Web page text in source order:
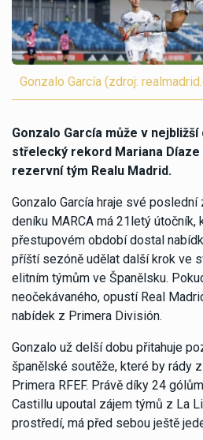
Gonzalo García (zdroj:
Gonzalo García může v
střelecký rekord Mariana
rezervní tým Realu Madrid.
Gonzalo García hraje své
deníku MARCA má 21letý útočník,
přestupovém období dostal
příští sezóně udělat další krok ve
elitním týmům ve Španělsku.
neočekávaného, opustí Real
nabídek z Primera División.
Gonzalo už delší dobu přitahuje
španělské soutěže, které by rády
Primera RFEF. Právě díky 24
Castillu upoutal zájem týmů z La
prostředí, má před sebou ještě